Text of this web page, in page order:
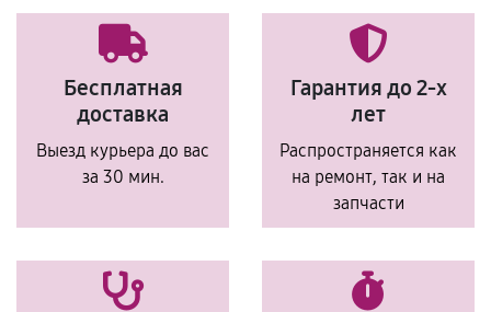
Бесплатная
доставка
Выезд курьера до вас
за 30 мин.
Гарантия до 2-х
лет
Распространяется как
на ремонт, так и на
запчасти